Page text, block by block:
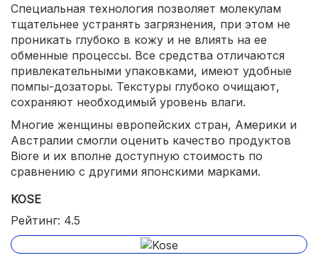
Специальная технология позволяет молекулам
тщательнее устранять загрязнения, при этом не
проникать глубоко в кожу и не влиять на ее
обменные процессы. Все средства отличаются
привлекательными упаковками, имеют удобные
помпы-дозаторы. Текстуры глубоко очищают,
сохраняют необходимый уровень влаги.
Многие женщины европейских стран, Америки и
Австралии смогли оценить качество продуктов
Biore и их вполне доступную стоимость по
сравнению с другими японскими марками.
KOSE
Рейтинг: 4.5